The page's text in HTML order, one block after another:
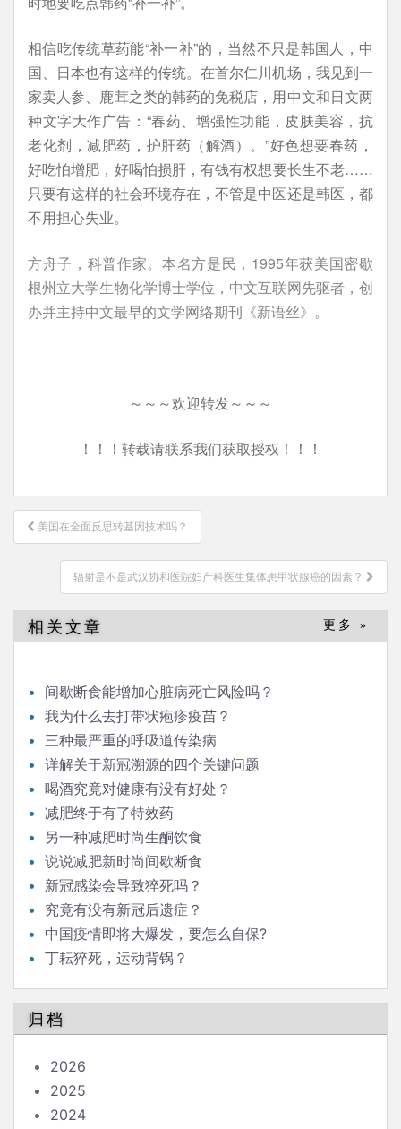
相信吃传统草药能“补一补”的，当然不只是韩国人，中
国、日本也有这样的传统。在首尔仁川机场，我见到一
家卖人参、鹿茸之类的韩药的免税店，用中文和日文两
种文字大作广告：“春药、增强性功能，皮肤美容，抗
老化剂，减肥药，护肝药（解酒）。”好色想要春药，
好吃怕增肥，好喝怕损肝，有钱有权想要长生不老……
只要有这样的社会环境存在，不管是中医还是韩医，都
不用担心失业。
方舟子，科普作家。本名方是民，1995年获美国密歇
根州立大学生物化学博士学位，中文互联网先驱者，创
办并主持中文最早的文学网络期刊《新语丝》。
～～～欢迎转发～～～
！！！转载请联系我们获取授权！！！
文
章
美国在全面反思转基因技术吗？
辐射是不是武汉协和医院妇产科医生集体患甲状腺癌的因素？
相关文章 更多 »
间歇断食能增加心脏病死亡风险吗？
我为什么去打带状疱疹疫苗？
三种最严重的呼吸道传染病
详解关于新冠溯源的四个关键问题
喝酒究竟对健康有没有好处？
减肥终于有了特效药
另一种减肥时尚生酮饮食
说说减肥新时尚间歇断食
新冠感染会导致猝死吗？
究竟有没有新冠后遗症？
中国疫情即将大爆发，要怎么自保?
丁耘猝死，运动背锅？
归档
2026
2025
2024